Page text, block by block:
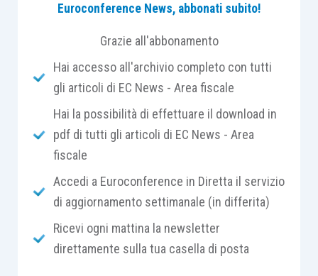
stanno sfumando nel tempo, ma concettualmente
Pertanto, la cessione dello studio professionale
non si può configurare come untrasferimento
d’azienda nel suo complesso,con la
conseguenza che non può essere applicata la
medesima disciplina fiscale. Infatti, lo studio
professionale è costituito da una pluralità di
rapporti giuridici che devono essere trattati, da
nel momento della cessione.
Euroconference News, abbonati subito!
Grazie all'abbonamento
Hai accesso all'archivio completo con tutti
gli articoli di EC News - Area fiscale
Hai la possibilità di effettuare il download in
pdf di tutti gli articoli di EC News - Area
fiscale
Accedi a Euroconference in Diretta il servizio
di aggiornamento settimanale (in differita)
Ricevi ogni mattina la newsletter
direttamente sulla tua casella di posta